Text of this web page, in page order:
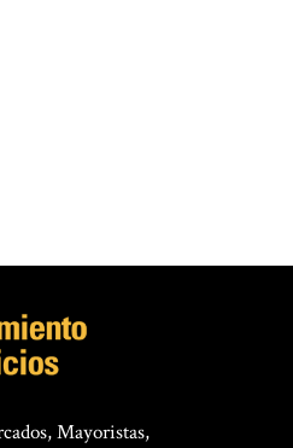
Mayoristas,